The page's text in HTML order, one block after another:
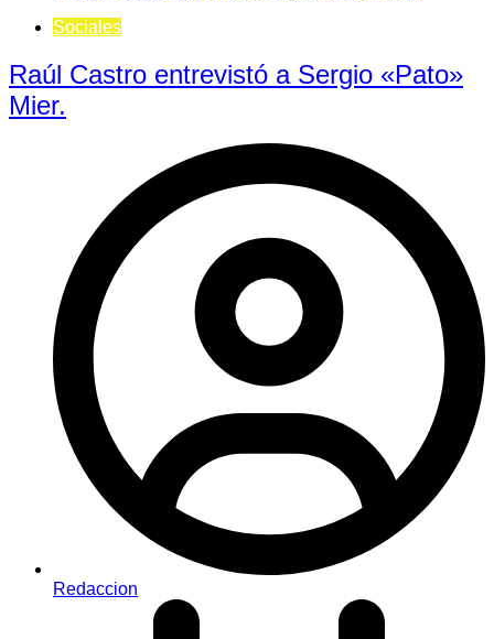
Sociales
Raúl Castro entrevistó a Sergio «Pato»
Mier.
Redaccion